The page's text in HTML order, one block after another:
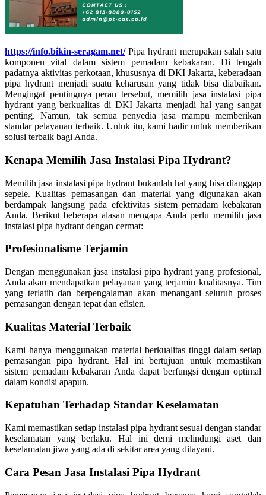
https://info.bikin-seragam.net/Pipa hydrant merupakan salah satu
komponen vital dalam sistem pemadam kebakaran. Di tengah
padatnya aktivitas perkotaan, khususnya di DKI Jakarta, keberadaan
pipa hydrant menjadi suatu keharusan yang tidak bisa diabaikan.
Mengingat pentingnya peran tersebut, memilih jasa instalasi pipa
hydrant yang berkualitas di DKI Jakarta menjadi hal yang sangat
penting. Namun, tak semua penyedia jasa mampu memberikan
standar pelayanan terbaik. Untuk itu, kami hadir untuk memberikan
solusi terbaik bagi Anda.
Kenapa Memilih Jasa Instalasi Pipa Hydrant?
Memilih jasa instalasi pipa hydrant bukanlah hal yang bisa dianggap
sepele. Kualitas pemasangan dan material yang digunakan akan
berdampak langsung pada efektivitas sistem pemadam kebakaran
Anda. Berikut beberapa alasan mengapa Anda perlu memilih jasa
instalasi pipa hydrant dengan cermat:
Profesionalisme Terjamin
Dengan menggunakan jasa instalasi pipa hydrant yang profesional,
Anda akan mendapatkan pelayanan yang terjamin kualitasnya. Tim
yang terlatih dan berpengalaman akan menangani seluruh proses
pemasangan dengan tepat dan efisien.
Kualitas Material Terbaik
Kami hanya menggunakan material berkualitas tinggi dalam setiap
pemasangan pipa hydrant. Hal ini bertujuan untuk memastikan
sistem pemadam kebakaran Anda dapat berfungsi dengan optimal
dalam kondisi apapun.
Kepatuhan Terhadap Standar Keselamatan
Kami memastikan setiap instalasi pipa hydrant sesuai dengan standar
keselamatan yang berlaku. Hal ini demi melindungi aset dan
keselamatan jiwa yang ada di sekitar area yang dilayani.
Cara Pesan Jasa Instalasi Pipa Hydrant